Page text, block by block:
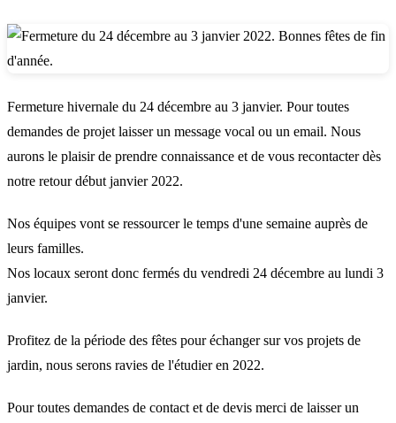
Fermeture hivernale du 24 décembre au 3 janvier. Pour toutes
demandes de projet laisser un message vocal ou un email. Nous
aurons le plaisir de prendre connaissance et de vous recontacter dès
notre retour début janvier 2022.
Nos équipes vont se ressourcer le temps d'une semaine auprès de
leurs familles.
Nos locaux seront donc fermés du vendredi 24 décembre au lundi 3
janvier.
Profitez de la période des fêtes pour échanger sur vos projets de
jardin, nous serons ravies de l'étudier en 2022.
Pour toutes demandes de contact et de devis merci de laisser un